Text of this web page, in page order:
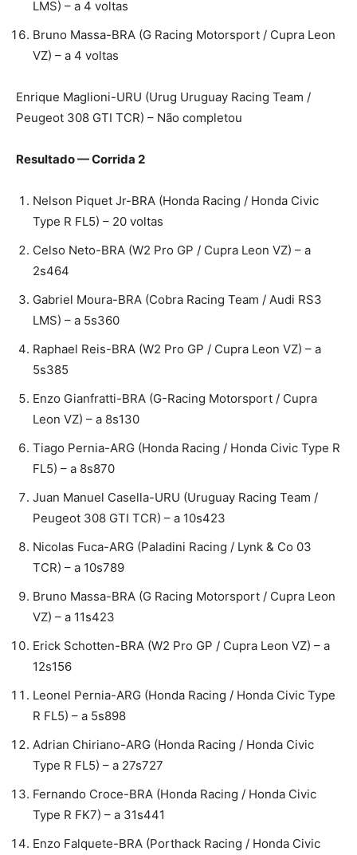
LMS) – a 4 voltas
Bruno Massa-BRA (G Racing Motorsport / Cupra Leon
VZ) – a 4 voltas
Enrique Maglioni-URU (Urug Uruguay Racing Team /
Peugeot 308 GTI TCR) – Não completou
Resultado — Corrida 2
Nelson Piquet Jr-BRA (Honda Racing / Honda Civic
Type R FL5) – 20 voltas
Celso Neto-BRA (W2 Pro GP / Cupra Leon VZ) – a
2s464
Gabriel Moura-BRA (Cobra Racing Team / Audi RS3
LMS) – a 5s360
Raphael Reis-BRA (W2 Pro GP / Cupra Leon VZ) – a
5s385
Enzo Gianfratti-BRA (G-Racing Motorsport / Cupra
Leon VZ) – a 8s130
Tiago Pernia-ARG (Honda Racing / Honda Civic Type R
FL5) – a 8s870
Juan Manuel Casella-URU (Uruguay Racing Team /
Peugeot 308 GTI TCR) – a 10s423
Nicolas Fuca-ARG (Paladini Racing / Lynk & Co 03
TCR) – a 10s789
Bruno Massa-BRA (G Racing Motorsport / Cupra Leon
VZ) – a 11s423
Erick Schotten-BRA (W2 Pro GP / Cupra Leon VZ) – a
12s156
Leonel Pernia-ARG (Honda Racing / Honda Civic Type
R FL5) – a 5s898
Adrian Chiriano-ARG (Honda Racing / Honda Civic
Type R FL5) – a 27s727
Fernando Croce-BRA (Honda Racing / Honda Civic
Type R FK7) – a 31s441
Enzo Falquete-BRA (Porthack Racing / Honda Civic